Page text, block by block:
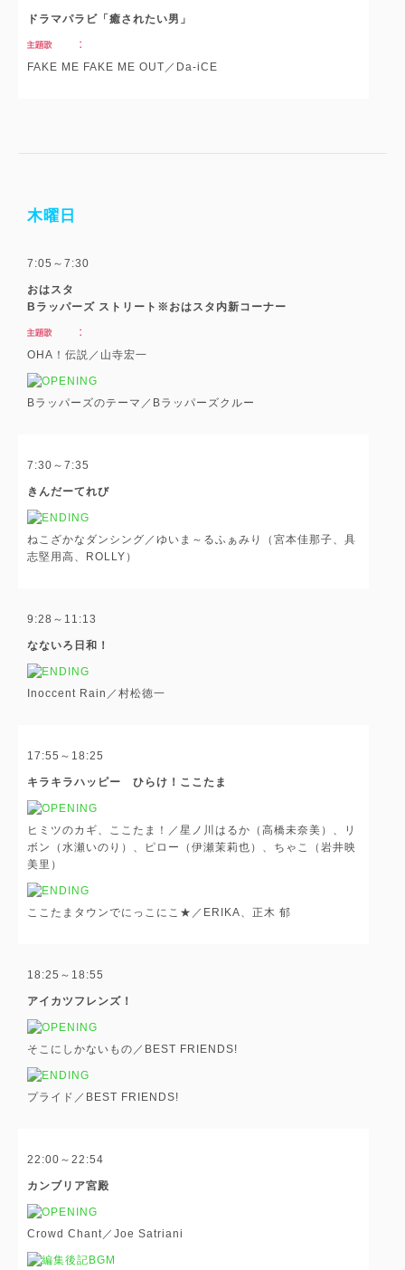
ドラマパラビ「癒されたい男」
FAKE ME FAKE ME OUT／Da-iCE
木曜日
7:05～7:30
おはスタ
Bラッパーズ ストリート※おはスタ内新コーナー
OHA！伝説／山寺宏一
Bラッパーズのテーマ／Bラッパーズクルー
7:30～7:35
きんだーてれび
ねこざかなダンシング／ゆいま～るふぁみり（宮本佳那子、具
志堅用高、ROLLY）
9:28～11:13
なないろ日和！
Inoccent Rain／村松徳一
17:55～18:25
キラキラハッピー ひらけ！ここたま
ヒミツのカギ、ここたま！／星ノ川はるか（高橋未奈美）、リ
ボン（水瀬いのり）、ピロー（伊瀬茉莉也）、ちゃこ（岩井映
美里）
ここたまタウンでにっこにこ★／ERIKA、正木 郁
18:25～18:55
アイカツフレンズ！
そこにしかないもの／BEST FRIENDS!
プライド／BEST FRIENDS!
22:00～22:54
カンブリア宮殿
Crowd Chant／Joe Satriani